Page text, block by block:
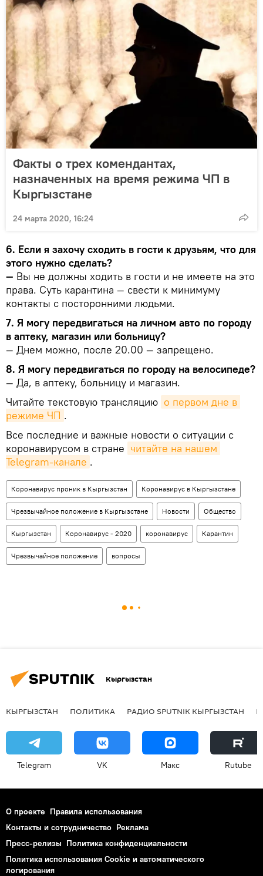
Факты о трех комендантах,
назначенных на время режима ЧП в
Кыргызстане
24 марта 2020, 16:24
6. Если я захочу сходить в гости к друзьям, что для
этого нужно сделать?
— Вы не должны ходить в гости и не имеете на это
права. Суть карантина — свести к минимуму
контакты с посторонними людьми.
7. Я могу передвигаться на личном авто по городу
в аптеку, магазин или больницу?
— Днем можно, после 20.00 — запрещено.
8. Я могу передвигаться по городу на велосипеде?
— Да, в аптеку, больницу и магазин.
Читайте текстовую трансляцию о первом дне в
режиме ЧП .
Все последние и важные новости о ситуации с
коронавирусом в стране читайте на нашем
Telegram-канале .
Коронавирус проник в Кыргызстан Коронавирус в Кыргызстане
Чрезвычайное положение в Кыргызстане Новости Общество
Кыргызстан Коронавирус - 2020 коронавирус Карантин
Чрезвычайное положение вопросы
Кыргызстан
КЫРГЫЗСТАН ПОЛИТИКА РАДИО SPUTNIK КЫРГЫЗСТАН
Telegram VK Макс Rutube
О проекте Правила использования
Контакты и сотрудничество Реклама
Пресс-релизы Политика конфиденциальности
Политика использования Cookie и автоматического
логирования